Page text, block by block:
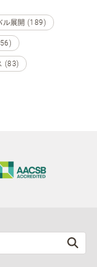
ル展開 (189)
(83)